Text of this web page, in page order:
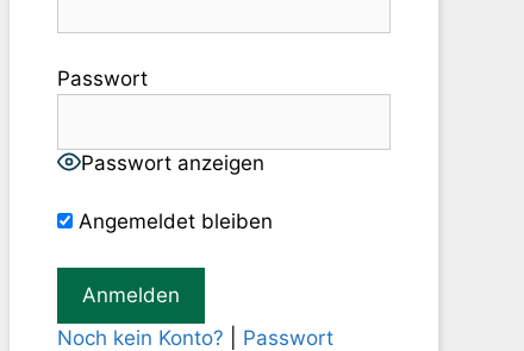
Passwort
Passwort anzeigen
Angemeldet bleiben
Noch kein Konto?
Passwort